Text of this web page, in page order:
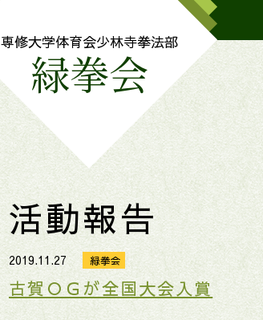
専修大学体育会少林寺拳法部
緑拳会
活動報告
2019.11.27 緑拳会
古賀ＯＧが全国大会入賞